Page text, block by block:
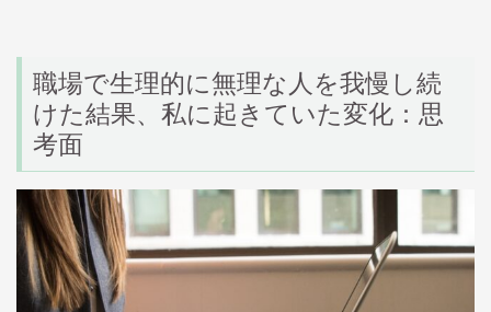
職場で生理的に無理な人を我慢し続
けた結果、私に起きていた変化：思
考面